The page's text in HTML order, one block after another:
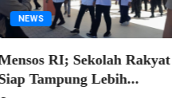
NEWS
RI; Sekolah Rakyat
Tampung Lebih...